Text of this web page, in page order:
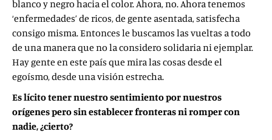
blanco y negro hacia el color. Ahora, no. Ahora tenemos
‘enfermedades’ de ricos, de gente asentada, satisfecha
consigo misma. Entonces le buscamos las vueltas a todo
de una manera que no la considero solidaria ni ejemplar.
Hay gente en este país que mira las cosas desde el
egoísmo, desde una visión estrecha.
Es lícito tener nuestro sentimiento por nuestros
orígenes pero sin establecer fronteras ni romper con
nadie, ¿cierto?